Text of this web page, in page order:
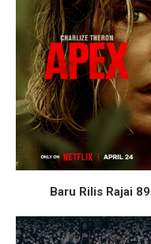
Baru Rilis Rajai